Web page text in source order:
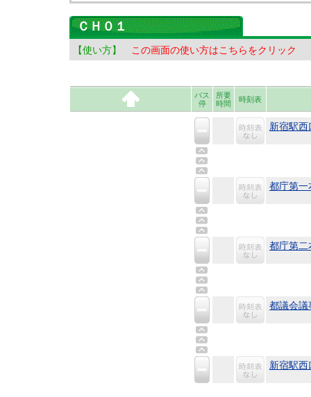
ＣＨ０１
【使い方】 この画面の使い方はこちらをクリック
バス
停
所要
時間
時刻表
新宿駅西
都庁第一
都庁第二
都議会議
新宿駅西